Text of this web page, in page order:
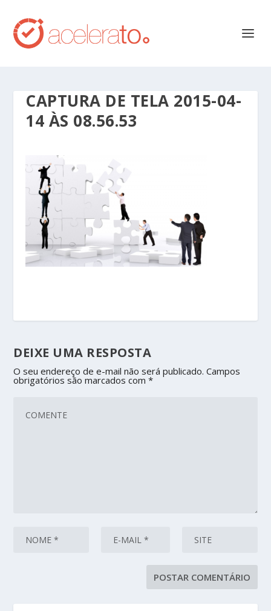
CAPTURA DE TELA 2015-04-
14 ÀS 08.56.53
DEIXE UMA RESPOSTA
O seu endereço de e-mail não será publicado. Campos
obrigatórios são marcados com*